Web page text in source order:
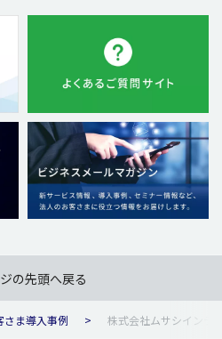
の先頭へ戻る
さま導入事例 株式会社ムサシインテ